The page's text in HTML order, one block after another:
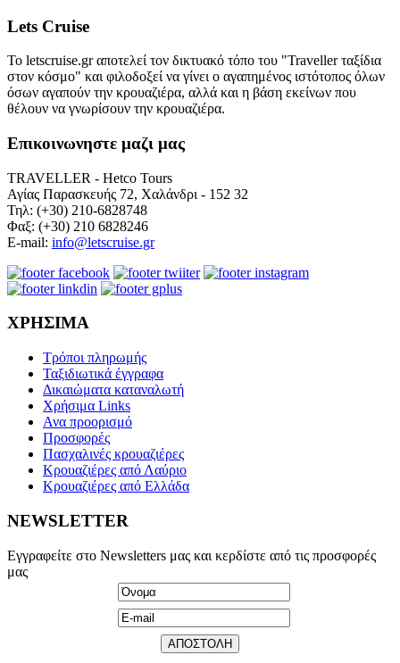
Lets Cruise
Το letscruise.gr αποτελεί τον δικτυακό τόπο του "Traveller ταξίδια
στον κόσμο" και φιλοδοξεί να γίνει ο αγαπημένος ιστότοπος όλων
όσων αγαπούν την κρουαζιέρα, αλλά και η βάση εκείνων που
θέλουν να γνωρίσουν την κρουαζιέρα.
Επικοινωνηστε μαζι μας
TRAVELLER - Hetco Tours
Αγίας Παρασκευής 72, Χαλάνδρι - 152 32
Τηλ: (+30) 210-6828748
Φαξ: (+30) 210 6828246
E-mail: info@letscruise.gr
ΧΡΗΣΙΜΑ
Τρόποι πληρωμής
Ταξιδιωτικά έγγραφα
Δικαιώματα καταναλωτή
Χρήσιμα Links
Ανα προορισμό
Προσφορές
Πασχαλινές κρουαζιέρες
Κρουαζιέρες από Λαύριο
Κρουαζιέρες από Ελλάδα
NEWSLETTER
Εγγραφείτε στο Newsletters μας και κερδίστε από τις προσφορές
μας